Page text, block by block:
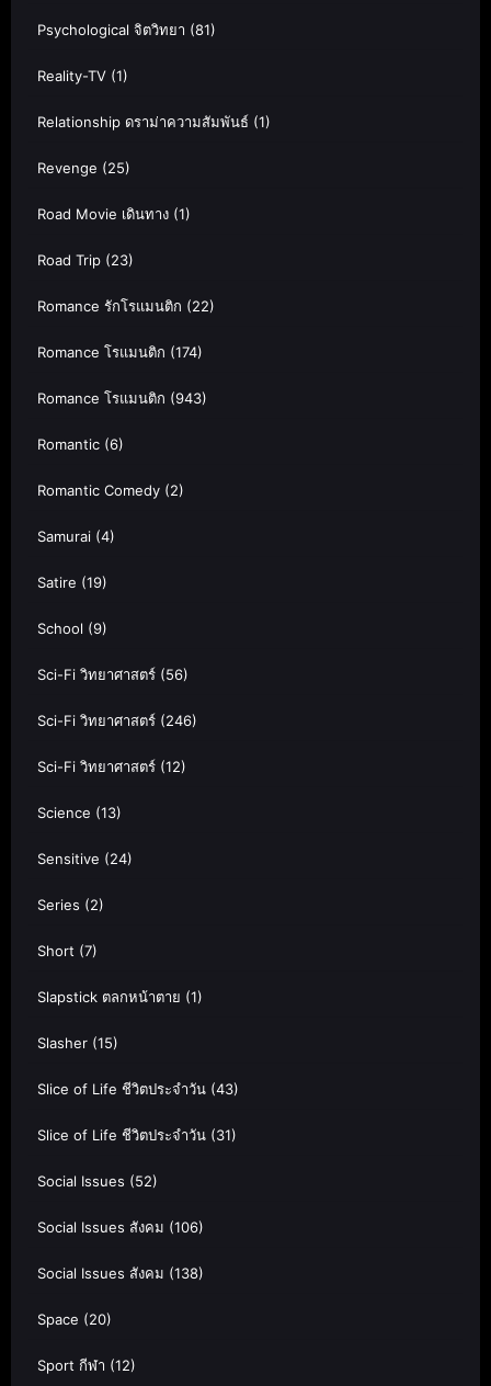
Psychological จิตวิทยา (81)
Reality-TV (1)
Relationship ดราม่าความสัมพันธ์ (1)
Revenge (25)
Road Movie เดินทาง (1)
Road Trip (23)
Romance รักโรแมนติก (22)
Romance โรแมนติก (174)
Romance โรแมนติก (943)
Romantic (6)
Romantic Comedy (2)
Samurai (4)
Satire (19)
School (9)
Sci-Fi วิทยาศาสตร์ (56)
Sci-Fi วิทยาศาสตร์ (246)
Sci-Fi วิทยาศาสตร์ (12)
Science (13)
Sensitive (24)
Series (2)
Short (7)
Slapstick ตลกหน้าตาย (1)
Slasher (15)
Slice of Life ชีวิตประจำวัน (43)
Slice of Life ชีวิตประจำวัน (31)
Social Issues (52)
Social Issues สังคม (106)
Social Issues สังคม (138)
Space (20)
Sport กีฬา (12)